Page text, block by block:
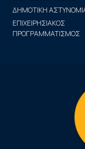
ΔΗΜΟΤΙΚΗ
ΕΠΙΧΕΙΡΗΣΙΑΚΟΣ
ΠΡΟΓΡΑΜΜΑΤΙΣΜΟΣ